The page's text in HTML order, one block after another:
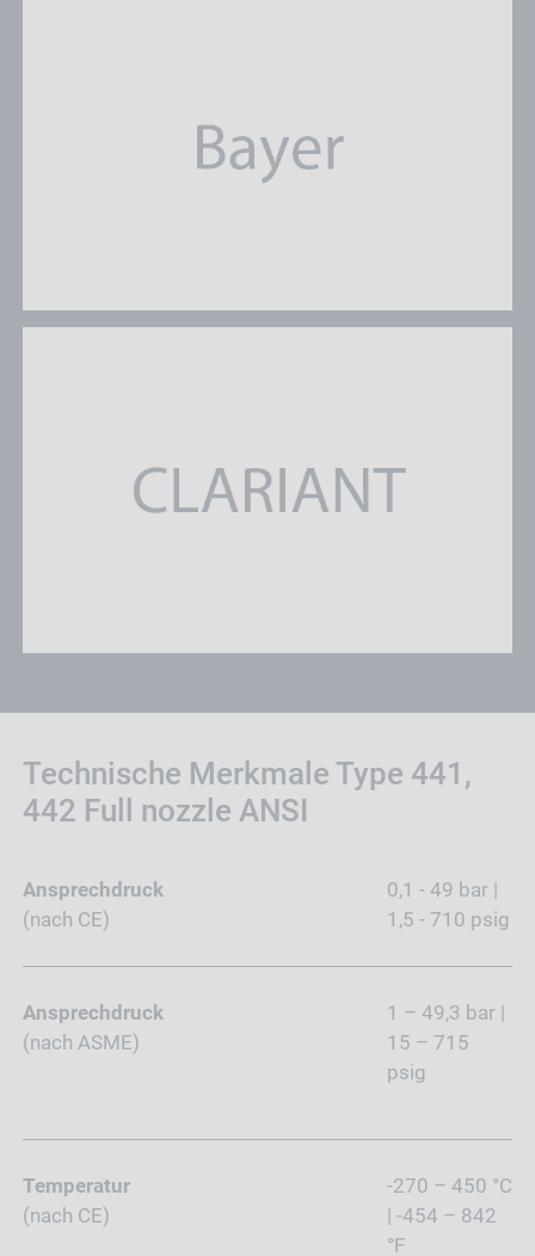
Technische Merkmale Type 441,
442 Full nozzle ANSI
Ansprechdruck
(nach CE)
0,1 - 49 bar |
1,5 - 710 psig
Ansprechdruck
(nach ASME)
1 – 49,3 bar |
15 – 715
psig
Temperatur
(nach CE)
-270 – 450 °C
| -454 – 842
°F